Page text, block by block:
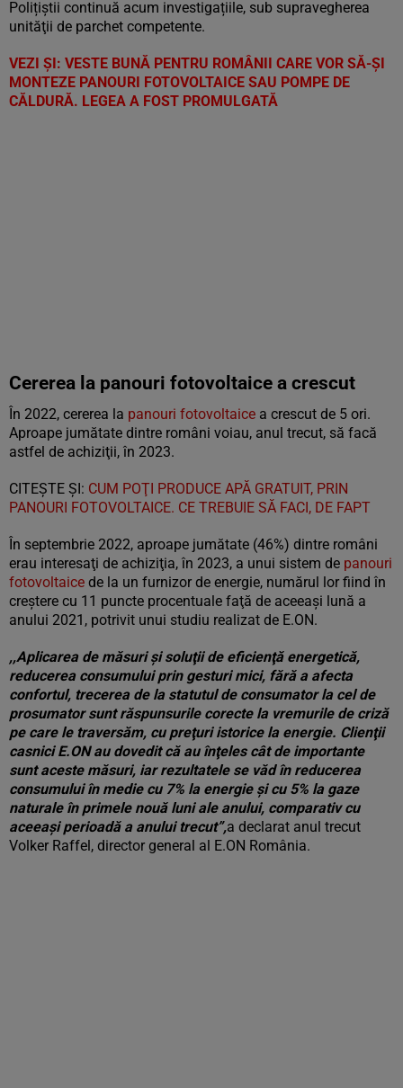
Polițiștii continuă acum investigațiile, sub supravegherea
unităţii de parchet competente.
VEZI ȘI: VESTE BUNĂ PENTRU ROMÂNII CARE VOR SĂ-ȘI
MONTEZE PANOURI FOTOVOLTAICE SAU POMPE DE
CĂLDURĂ. LEGEA A FOST PROMULGATĂ
Cererea la panouri fotovoltaice a crescut
În 2022, cererea la panouri fotovoltaice a crescut de 5 ori.
Aproape jumătate dintre români voiau, anul trecut, să facă
astfel de achiziţii, în 2023.
CITEȘTE ȘI: CUM POŢI PRODUCE APĂ GRATUIT, PRIN
PANOURI FOTOVOLTAICE. CE TREBUIE SĂ FACI, DE FAPT
În septembrie 2022, aproape jumătate (46%) dintre români
erau interesaţi de achiziţia, în 2023, a unui sistem de panouri
fotovoltaice de la un furnizor de energie, numărul lor fiind în
creştere cu 11 puncte procentuale faţă de aceeaşi lună a
anului 2021, potrivit unui studiu realizat de E.ON.
,,Aplicarea de măsuri şi soluţii de eficienţă energetică,
reducerea consumului prin gesturi mici, fără a afecta
confortul, trecerea de la statutul de consumator la cel de
prosumator sunt răspunsurile corecte la vremurile de criză
pe care le traversăm, cu preţuri istorice la energie. Clienţii
casnici E.ON au dovedit că au înţeles cât de importante
sunt aceste măsuri, iar rezultatele se văd în reducerea
consumului în medie cu 7% la energie şi cu 5% la gaze
naturale în primele nouă luni ale anului, comparativ cu
aceeaşi perioadă a anului trecut”,a declarat anul trecut
Volker Raffel, director general al E.ON România.